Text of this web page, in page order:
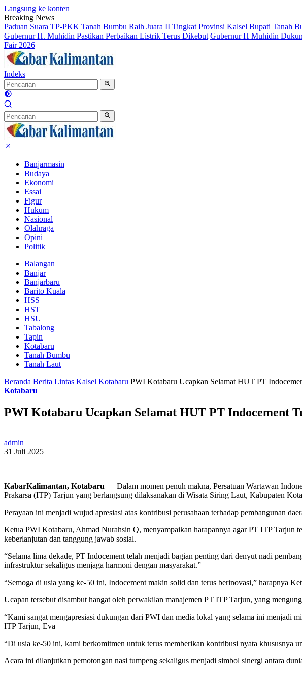
Langsung ke konten
Breaking News
Paduan Suara TP-PKK Tanah Bumbu Raih Juara II Tingkat Provinsi Kalsel Bupati Tanah
Gubernur H. Muhidin Pastikan Perbaikan Listrik Terus Dikebut Gubernur H Muhidin
Fair 2026
Indeks
Banjarmasin
Budaya
Ekonomi
Essai
Figur
Hukum
Nasional
Olahraga
Opini
Politik
Balangan
Banjar
Banjarbaru
Barito Kuala
HSS
HST
HSU
Tabalong
Tapin
Kotabaru
Tanah Bumbu
Tanah Laut
Beranda Berita Lintas Kalsel Kotabaru PWI Kotabaru Ucapkan Selamat HUT PT
Kotabaru
PWI Kotabaru Ucapkan Selamat HUT PT Indocement
admin
31 Juli 2025
KabarKalimantan, Kotabaru — Dalam momen penuh makna, Persatuan Wartawan
Prakarsa (ITP) Tarjun yang berlangsung dilaksanakan di Wisata Siring Laut, Kabupaten
Perayaan ini menjadi wujud apresiasi atas kontribusi perusahaan terhadap pembangunan
Ketua PWI Kotabaru, Ahmad Nurahsin Q, menyampaikan harapannya agar PT ITP
keberlanjutan dan tanggung jawab sosial.
“Selama lima dekade, PT Indocement telah menjadi bagian penting dari denyut nadi
infrastruktur sekaligus menjaga harmoni dengan masyarakat.”
“Semoga di usia yang ke-50 ini, Indocement makin solid dan terus berinovasi,” harapnya
Ucapan tersebut disambut hangat oleh perwakilan manajemen PT ITP Tarjun, yang
“Kami sangat mengapresiasi dukungan dari PWI dan media lokal yang selama ini menjadi
ITP Tarjun, Eva
“Di usia ke-50 ini, kami berkomitmen untuk terus memberikan kontribusi nyata khususnya
Acara ini dilanjutkan pemotongan nasi tumpeng sekaligus menjadi simbol sinergi antara